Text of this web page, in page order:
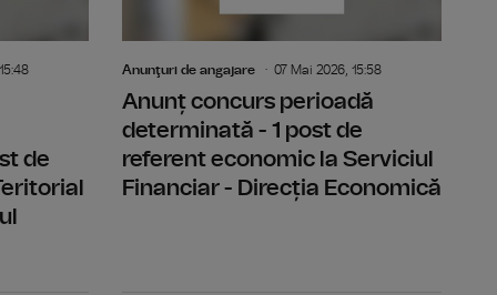
de
Anunţuri de angajare 07 Mai 2026, 15:58
Anunț concurs perioadă
determinată - 1 post de
referent economic la Serviciul
Financiar - Direcția Economică